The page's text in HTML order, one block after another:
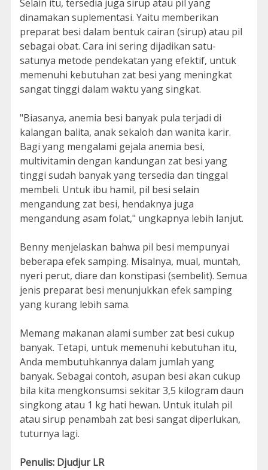
Selain itu, tersedia juga sirup atau pil yang
dinamakan suplementasi. Yaitu memberikan
preparat besi dalam bentuk cairan (sirup) atau pil
sebagai obat. Cara ini sering dijadikan satu-
satunya metode pendekatan yang efektif, untuk
memenuhi kebutuhan zat besi yang meningkat
sangat tinggi dalam waktu yang singkat.
"Biasanya, anemia besi banyak pula terjadi di
kalangan balita, anak sekaloh dan wanita karir.
Bagi yang mengalami gejala anemia besi,
multivitamin dengan kandungan zat besi yang
tinggi sudah banyak yang tersedia dan tinggal
membeli. Untuk ibu hamil, pil besi selain
mengandung zat besi, hendaknya juga
mengandung asam folat," ungkapnya lebih lanjut.
Benny menjelaskan bahwa pil besi mempunyai
beberapa efek samping. Misalnya, mual, muntah,
nyeri perut, diare dan konstipasi (sembelit). Semua
jenis preparat besi menunjukkan efek samping
yang kurang lebih sama.
Memang makanan alami sumber zat besi cukup
banyak. Tetapi, untuk memenuhi kebutuhan itu,
Anda membutuhkannya dalam jumlah yang
banyak. Sebagai contoh, asupan besi akan cukup
bila kita mengkonsumsi sekitar 3,5 kilogram daun
singkong atau 1 kg hati hewan. Untuk itulah pil
atau sirup penambah zat besi sangat diperlukan,
tuturnya lagi.
Penulis: Djudjur LR